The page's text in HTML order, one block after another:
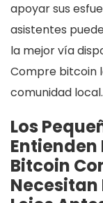
apoyar sus
asistentes
la mejor vía
Compre bitcoin
comunidad local.
Los
Entienden
Bitcoin
Necesitan